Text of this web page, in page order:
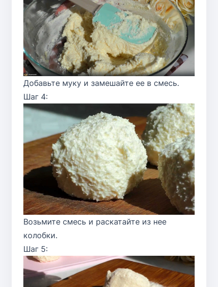
Добавьте муку и замешайте ее в смесь.
Шаг 4:
Возьмите смесь и раскатайте из нее
колобки.
Шаг 5: